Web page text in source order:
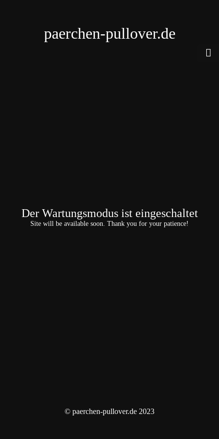
paerchen-pullover.de
Der Wartungsmodus ist eingeschaltet
Site will be available soon. Thank you for your patience!
© paerchen-pullover.de 2023